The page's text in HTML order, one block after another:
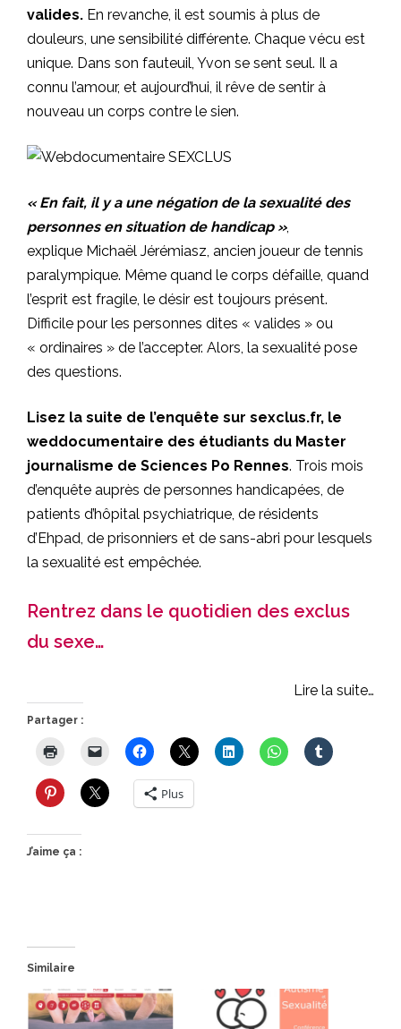
valides. En revanche, il est soumis à plus de
douleurs, une sensibilité différente. Chaque vécu est
unique. Dans son fauteuil, Yvon se sent seul. Il a
connu l’amour, et aujourd’hui, il rêve de sentir à
nouveau un corps contre le sien.
« En fait, il y a une négation de la sexualité des
personnes en situation de handicap »,
explique Michaël Jérémiasz, ancien joueur de tennis
paralympique. Même quand le corps défaille, quand
l’esprit est fragile, le désir est toujours présent.
Difficile pour les personnes dites « valides » ou
« ordinaires » de l’accepter. Alors, la sexualité pose
des questions.
Lisez la suite de l’enquête sur sexclus.fr, le
weddocumentaire des étudiants du Master
journalisme de Sciences Po Rennes. Trois mois
d’enquête auprès de personnes handicapées, de
patients d’hôpital psychiatrique, de résidents
d’Ehpad, de prisonniers et de sans-abri pour lesquels
la sexualité est empêchée.
Rentrez dans le quotidien des exclus
du sexe…
Lire la suite…
Partager :
Plus
J’aime ça :
Similaire